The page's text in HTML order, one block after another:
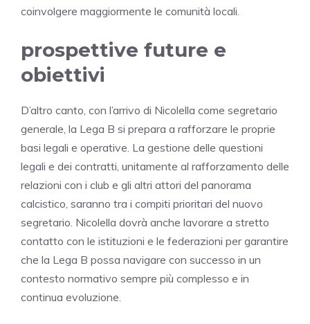
coinvolgere maggiormente le comunità locali.
prospettive future e
obiettivi
D’altro canto, con l’arrivo di Nicolella come segretario
generale, la Lega B si prepara a rafforzare le proprie
basi legali e operative. La gestione delle questioni
legali e dei contratti, unitamente al rafforzamento delle
relazioni con i club e gli altri attori del panorama
calcistico, saranno tra i compiti prioritari del nuovo
segretario. Nicolella dovrà anche lavorare a stretto
contatto con le istituzioni e le federazioni per garantire
che la Lega B possa navigare con successo in un
contesto normativo sempre più complesso e in
continua evoluzione.